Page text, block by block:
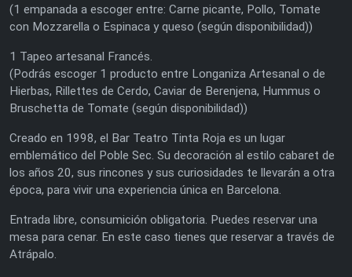
(1 empanada a escoger entre: Carne picante, Pollo, Tomate
con Mozzarella o Espinaca y queso (según disponibilidad))
1 Tapeo artesanal Francés.
(Podrás escoger 1 producto entre Longaniza Artesanal o de
Hierbas, Rillettes de Cerdo, Caviar de Berenjena, Hummus o
Bruschetta de Tomate (según disponibilidad))
Creado en 1998, el Bar Teatro Tinta Roja es un lugar
emblemático del Poble Sec. Su decoración al estilo cabaret de
los años 20, sus rincones y sus curiosidades te llevarán a otra
época, para vivir una experiencia única en Barcelona.
Entrada libre, consumición obligatoria. Puedes reservar una
mesa para cenar. En este caso tienes que reservar a través de
Atrápalo.